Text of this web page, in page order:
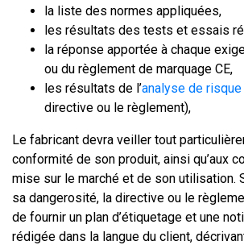
la liste des normes appliquées,
les résultats des tests et essais
la réponse apportée à chaque
ou du règlement de marquage CE,
les résultats de l’analyse de risque
directive ou le règlement),
Le fabricant devra veiller tout
conformité de son produit, ainsi qu’aux
mise sur le marché et de son utilisation.
sa dangerosité, la directive ou le
de fournir un plan d’étiquetage et une
rédigée dans la langue du client,